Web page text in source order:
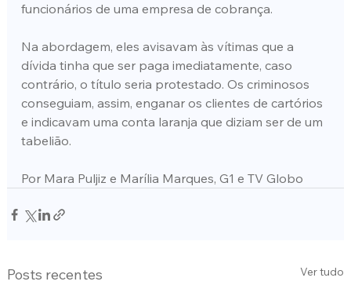
funcionários de uma empresa de cobrança.
Na abordagem, eles avisavam às vítimas que a
dívida tinha que ser paga imediatamente, caso
contrário, o título seria protestado. Os criminosos
conseguiam, assim, enganar os clientes de cartórios
e indicavam uma conta laranja que diziam ser de um
tabelião.
Por Mara Puljiz e Marília Marques, G1 e TV Globo
Posts recentes Ver tudo